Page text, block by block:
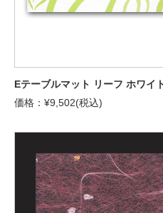
Eテーブルマット リーフ ホワイ
価格：¥9,502(税込)